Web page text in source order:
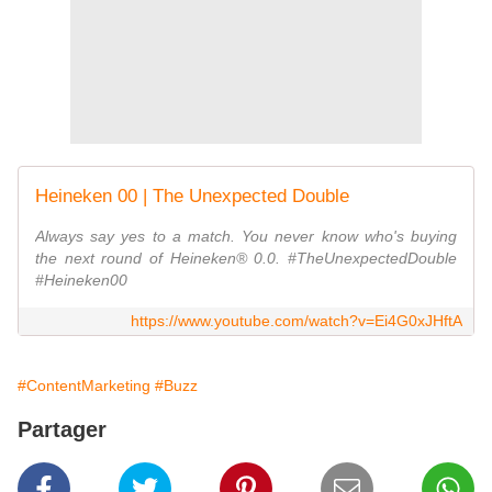
Heineken 00 | The Unexpected Double
Always say yes to a match. You never know who's buying
the next round of Heineken® 0.0. #TheUnexpectedDouble
#Heineken00
https://www.youtube.com/watch?v=Ei4G0xJHftA
#ContentMarketing #Buzz
Partager